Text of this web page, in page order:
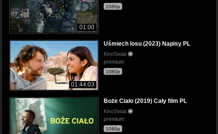
01:00
1080p
01:44:03
Uśmiech losu (2023) Napisy PL
KinoSwiat
premium
1080p
Boże Ciało (2019) Cały film PL
KinoSwiat
premium
1080p